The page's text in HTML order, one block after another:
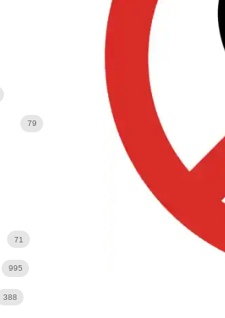
79
71
995
388